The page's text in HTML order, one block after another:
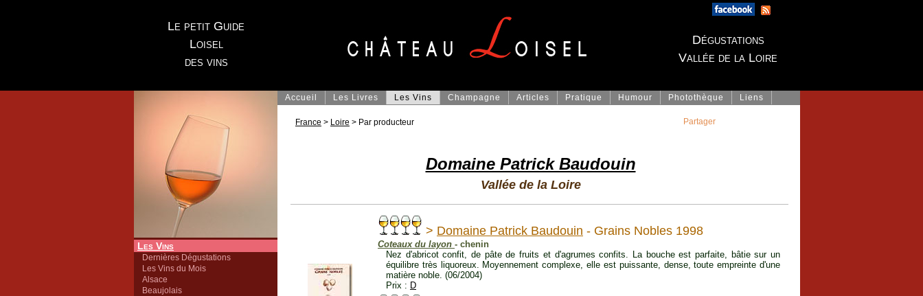
Le petit Guide
Loisel
des vins
Dégustations
Vallée de la Loire
Les Vins
Dernières Dégustations
Les Vins du Mois
Alsace
Beaujolais
Accueil Les Livres Les Vins Champagne Articles Pratique Humour Photothèque Liens
France > Loire > Par producteur
Domaine Patrick Baudouin
Vallée de la Loire
> Domaine Patrick Baudouin - Grains Nobles 1998
Coteaux du layon - chenin
Nez d'abricot confit, de pâte de fruits et d'agrumes confits. La bouche est parfaite, bâtie sur un
équilibre très liquoreux. Moyennement complexe, elle est puissante, dense, toute empreinte d'une
matière noble. (06/2004)
Prix : D
Partager